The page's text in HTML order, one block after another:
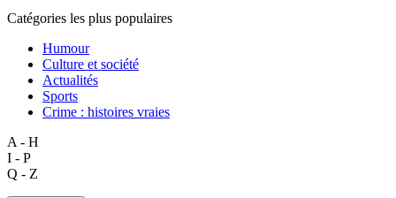
Catégories les plus populaires
Humour
Culture et société
Actualités
Sports
Crime : histoires vraies
A - H
I - P
Q - Z